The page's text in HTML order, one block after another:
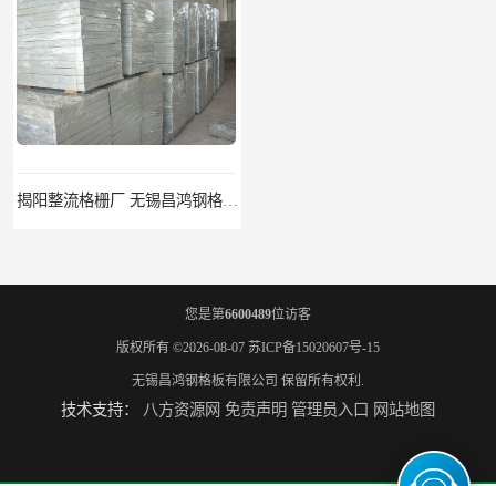
吉安插接钢格板 无锡昌鸿钢格板有限公司 江西镀锌钢格板 无锡昌鸿钢格板有限公司
您是第6600489位访客
版权所有 ©2026-08-07 苏ICP备15020607号-15
无锡昌鸿钢格板有限公司 保留所有权利.
技术支持： 八方资源网 免责声明 管理员入口 网站地图